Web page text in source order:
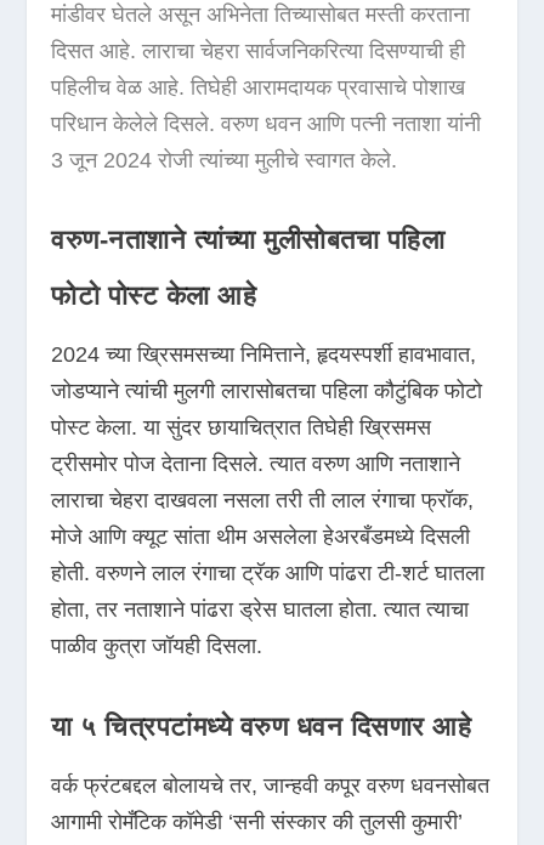
मांडीवर घेतले असून अभिनेता तिच्यासोबत मस्ती करताना
दिसत आहे. लाराचा चेहरा सार्वजनिकरित्या दिसण्याची ही
पहिलीच वेळ आहे. तिघेही आरामदायक प्रवासाचे पोशाख
परिधान केलेले दिसले. वरुण धवन आणि पत्नी नताशा यांनी
3 जून 2024 रोजी त्यांच्या मुलीचे स्वागत केले.
वरुण-नताशाने त्यांच्या मुलीसोबतचा पहिला
फोटो पोस्ट केला आहे
2024 च्या ख्रिसमसच्या निमित्ताने, हृदयस्पर्शी हावभावात,
जोडप्याने त्यांची मुलगी लारासोबतचा पहिला कौटुंबिक फोटो
पोस्ट केला. या सुंदर छायाचित्रात तिघेही ख्रिसमस
ट्रीसमोर पोज देताना दिसले. त्यात वरुण आणि नताशाने
लाराचा चेहरा दाखवला नसला तरी ती लाल रंगाचा फ्रॉक,
मोजे आणि क्यूट सांता थीम असलेला हेअरबँडमध्ये दिसली
होती. वरुणने लाल रंगाचा ट्रॅक आणि पांढरा टी-शर्ट घातला
होता, तर नताशाने पांढरा ड्रेस घातला होता. त्यात त्याचा
पाळीव कुत्रा जॉयही दिसला.
या ५ चित्रपटांमध्ये वरुण धवन दिसणार आहे
वर्क फ्रंटबद्दल बोलायचे तर, जान्हवी कपूर वरुण धवनसोबत
आगामी रोमँटिक कॉमेडी ‘सनी संस्कार की तुलसी कुमारी’